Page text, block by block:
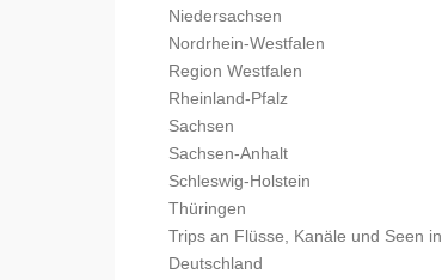
Niedersachsen
Nordrhein-Westfalen
Region Westfalen
Rheinland-Pfalz
Sachsen
Sachsen-Anhalt
Schleswig-Holstein
Thüringen
Trips an Flüsse, Kanäle und Seen in
Deutschland